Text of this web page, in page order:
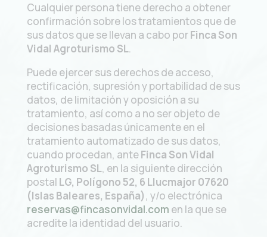
Cualquier persona tiene derecho a obtener
confirmación sobre los tratamientos que de
sus datos que se llevan a cabo porFinca Son
Vidal Agroturismo SL.
Puede ejercer sus derechos de acceso,
rectificación, supresión y portabilidad de sus
datos, de limitación y oposición a su
tratamiento, así como a no ser objeto de
decisiones basadas únicamente en el
tratamiento automatizado de sus datos,
cuando procedan, anteFinca Son Vidal
Agroturismo SL, en la siguiente dirección
postal LG, Polígono 52, 6 Llucmajor 07620
(Islas Baleares, España), y/o electrónica
reservas@fincasonvidal.com en la que se
acredite la identidad del usuario.